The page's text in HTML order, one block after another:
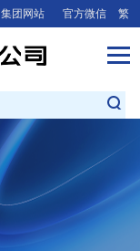
集团网站 官方微信 繁